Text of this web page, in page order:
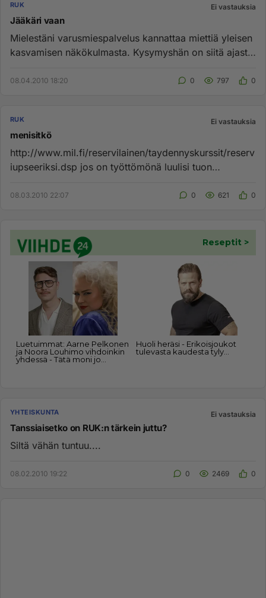
RUK Ei vastauksia
Jääkäri vaan
Mielestäni varusmiespalvelus kannattaa miettiä yleisen
kasvamisen näkökulmasta. Kysymyshän on siitä ajasta,
08.04.2010 18:20 0 797 0
RUK Ei vastauksia
menisitkö
http://www.mil.fi/reservilainen/taydennyskurssit/reserv
iupseeriksi.dsp jos on työttömönä luulisi tuon
08.03.2010 22:07 0 621 0
YHTEISKUNTA Ei vastauksia
Tanssiaisetko on RUK:n tärkein juttu?
Siltä vähän tuntuu....
08.02.2010 19:22 0 2469 0